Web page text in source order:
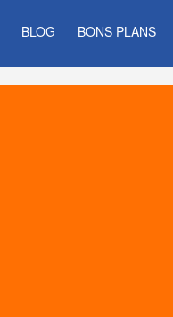
BLOG BONS PLANS